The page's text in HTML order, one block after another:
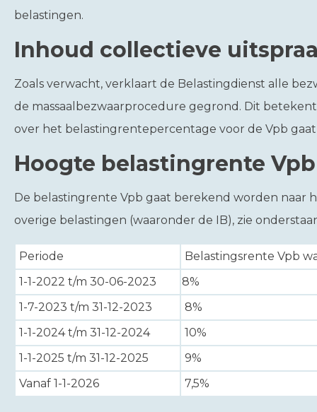
belastingen.
Inhoud collectieve
Zoals verwacht, verklaart de Belastingdienst alle
de massaalbezwaarprocedure gegrond. Dit
over het belastingrentepercentage voor de Vpb
Hoogte belastingrente Vpb
De belastingrente Vpb gaat berekend worden naar
overige belastingen (waaronder de IB), zie
Periode
Belastingsrente Vpb
1-1-2022 t/m 30-06-2023
8%
1-7-2023 t/m 31-12-2023
8%
1-1-2024 t/m 31-12-2024
10%
1-1-2025 t/m 31-12-2025
9%
Vanaf 1-1-2026
7,5%